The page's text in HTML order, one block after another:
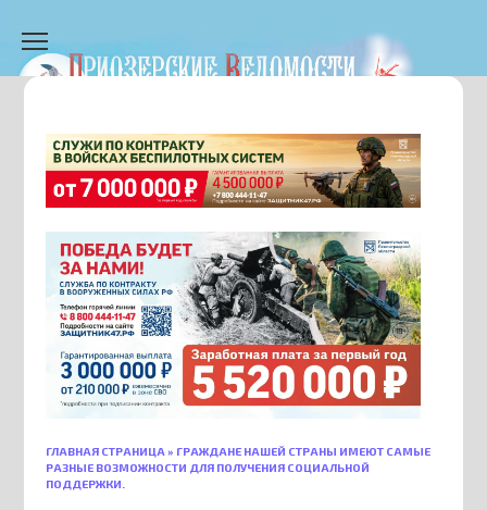
содержанию
ГЛАВНАЯ СТРАНИЦА » ГРАЖДАНЕ НАШЕЙ СТРАНЫ ИМЕЮТ САМЫЕ
РАЗНЫЕ ВОЗМОЖНОСТИ ДЛЯ ПОЛУЧЕНИЯ СОЦИАЛЬНОЙ
ПОДДЕРЖКИ.